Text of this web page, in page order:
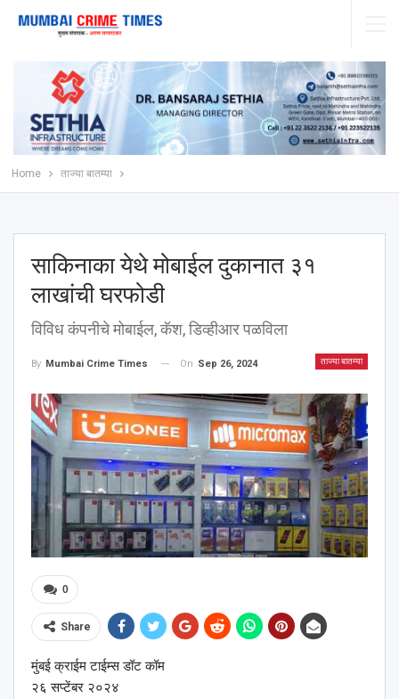
Home ताज्या बातम्या
साकिनाका येथे मोबाईल दुकानात ३१
लाखांची घरफोडी
विविध कंपनीचे मोबाईल, कॅश, डिव्हीआर पळविला
ताज्या बातम्या
By Mumbai Crime Times On Sep 26, 2024
0
Share
मुंबई क्राईम टाईम्स डॉट कॉम
२६ सप्टेंबर २०२४